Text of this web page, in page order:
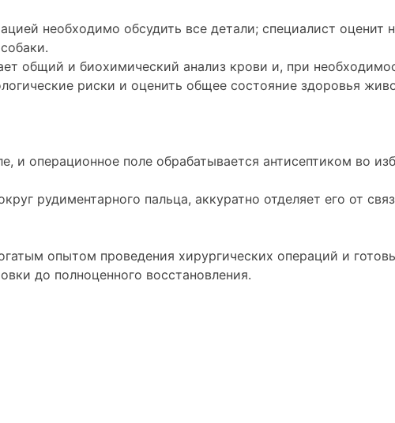
необходимо обсудить все детали; специалист оценит
общий и биохимический анализ крови и, при
риски и оценить общее состояние здоровья
и операционное поле обрабатывается антисептиком во
рудиментарного пальца, аккуратно отделяет его от
опытом проведения хирургических операций и
до полноценного восстановления.